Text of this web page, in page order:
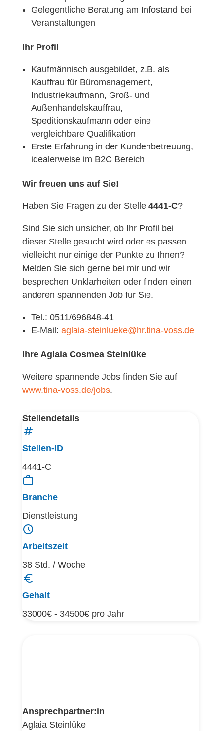
Gelegentliche Beratung am Infostand bei
Veranstaltungen
Ihr Profil
Kaufmännisch ausgebildet, z.B. als
Kauffrau für Büromanagement,
Industriekaufmann, Groß- und
Außenhandelskauffrau,
Speditionskaufmann oder eine
vergleichbare Qualifikation
Erste Erfahrung in der Kundenbetreuung,
idealerweise im B2C Bereich
Wir freuen uns auf Sie!
Haben Sie Fragen zu der Stelle 4441-C?
Sind Sie sich unsicher, ob Ihr Profil bei
dieser Stelle gesucht wird oder es passen
vielleicht nur einige der Punkte zu Ihnen?
Melden Sie sich gerne bei mir und wir
besprechen Unklarheiten oder finden einen
anderen spannenden Job für Sie.
Tel.: 0511/696848-41
E-Mail: aglaia-steinlueke@hr.tina-voss.de
Ihre Aglaia Cosmea Steinlüke
Weitere spannende Jobs finden Sie auf
www.tina-voss.de/jobs.
Stellendetails
Stellen-ID
4441-C
Branche
Dienstleistung
Arbeitszeit
38 Std. / Woche
Gehalt
33000€ - 34500€ pro Jahr
Ansprechpartner:in
Aglaia Steinlüke